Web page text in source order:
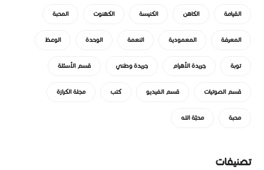
القيامة الكاهن الكنيسة الكهنوت المحبة
المعرفة المعمودية النعمة الوحدة الوعظ
توبة جريدة الأهرام جريدة وطني قسم الأسئلة
قسم الصوتيات قسم الفيديو كتب مجلة الكرازة
محبة محبّة الله
تصنيفات